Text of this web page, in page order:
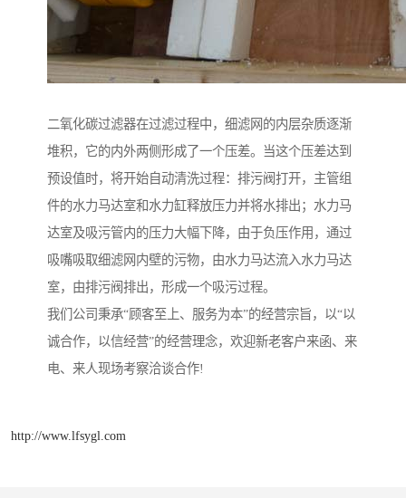
二氧化碳过滤器在过滤过程中，细滤网的内层杂质逐渐
堆积，它的内外两侧形成了一个压差。当这个压差达到
预设值时，将开始自动清洗过程：排污阀打开，主管组
件的水力马达室和水力缸释放压力并将水排出；水力马
达室及吸污管内的压力大幅下降，由于负压作用，通过
吸嘴吸取细滤网内壁的污物，由水力马达流入水力马达
室，由排污阀排出，形成一个吸污过程。
我们公司秉承“顾客至上、服务为本”的经营宗旨，以“以
诚合作，以信经营”的经营理念，欢迎新老客户来函、来
电、来人现场考察洽谈合作!
http://www.lfsygl.com